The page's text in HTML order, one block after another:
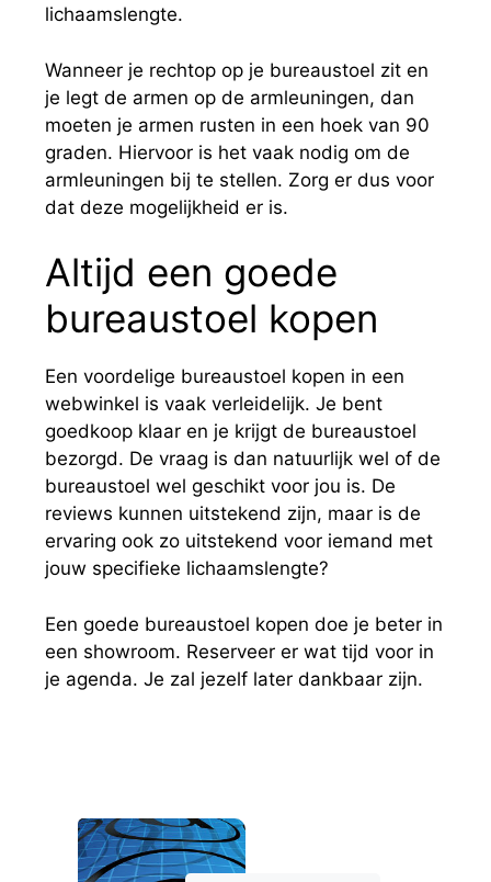
lichaamslengte.
Wanneer je rechtop op je bureaustoel zit en
je legt de armen op de armleuningen, dan
moeten je armen rusten in een hoek van 90
graden. Hiervoor is het vaak nodig om de
armleuningen bij te stellen. Zorg er dus voor
dat deze mogelijkheid er is.
Altijd een goede
bureaustoel kopen
Een voordelige bureaustoel kopen in een
webwinkel is vaak verleidelijk. Je bent
goedkoop klaar en je krijgt de bureaustoel
bezorgd. De vraag is dan natuurlijk wel of de
bureaustoel wel geschikt voor jou is. De
reviews kunnen uitstekend zijn, maar is de
ervaring ook zo uitstekend voor iemand met
jouw specifieke lichaamslengte?
Een goede bureaustoel kopen doe je beter in
een showroom. Reserveer er wat tijd voor in
je agenda. Je zal jezelf later dankbaar zijn.